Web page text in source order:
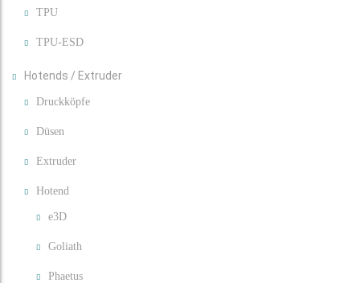
TPU
TPU-ESD
Hotends / Extruder
Druckköpfe
Düsen
Extruder
Hotend
e3D
Goliath
Phaetus